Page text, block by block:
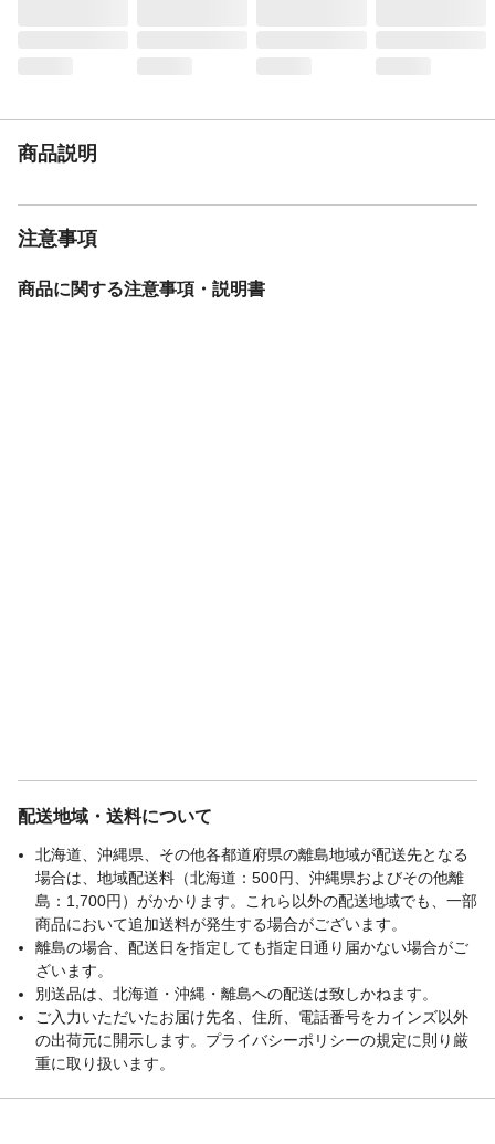
商品説明
注意事項
商品に関する注意事項・説明書
配送地域・送料について
北海道、沖縄県、その他各都道府県の離島地域が配送先となる
場合は、地域配送料（北海道：500円、沖縄県およびその他離
島：1,700円）がかかります。これら以外の配送地域でも、一部
商品において追加送料が発生する場合がございます。
離島の場合、配送日を指定しても指定日通り届かない場合がご
ざいます。
別送品は、北海道・沖縄・離島への配送は致しかねます。
ご入力いただいたお届け先名、住所、電話番号をカインズ以外
の出荷元に開示します。プライバシーポリシーの規定に則り厳
重に取り扱います。